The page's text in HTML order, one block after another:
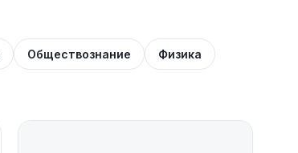
Обществознание Физика